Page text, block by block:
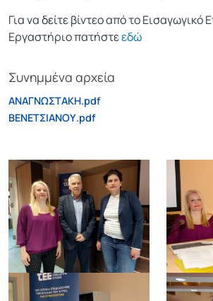
Για να δείτε βίντεο από τo Εισαγωγικό
Εργαστήριο πατήστεεδώ
Συνημμένα αρχεία
ΑΝΑΓΝΩΣΤΑΚΗ.pdf
ΒΕΝΕΤΣΙΑΝΟΥ.pdf